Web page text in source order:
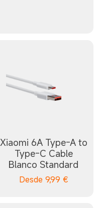
Xiaomi 6A Type-A to
Type-C Cable
Blanco Standard
Desde 9,99 €